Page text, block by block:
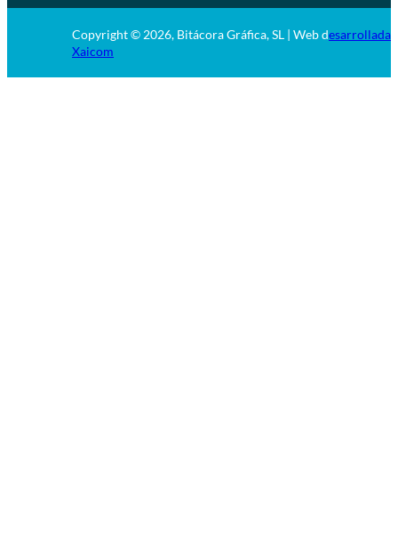
Copyright © 2026, Bitácora Gráfica, SL | Web desarrollada
Xaicom